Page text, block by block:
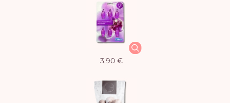
3,90 €